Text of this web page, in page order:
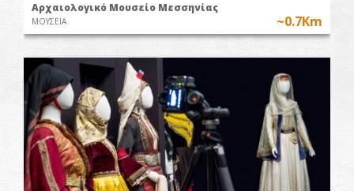
Αρχαιολογικό Μουσείο Μεσσηνίας
ΜΟΥΣΕΙΑ ~0.7Km